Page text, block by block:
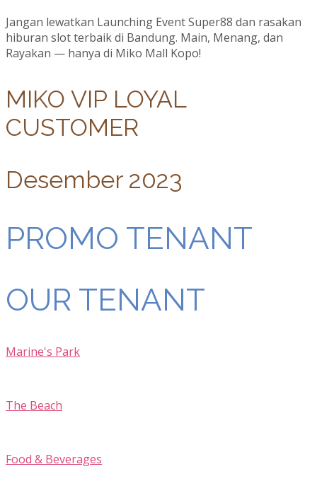
Jangan lewatkan Launching Event Super88 dan rasakan
hiburan slot terbaik di Bandung. Main, Menang, dan
Rayakan — hanya di Miko Mall Kopo!
MIKO VIP LOYAL
CUSTOMER
Desember 2023
PROMO TENANT
OUR TENANT
Marine's Park
The Beach
Food & Beverages